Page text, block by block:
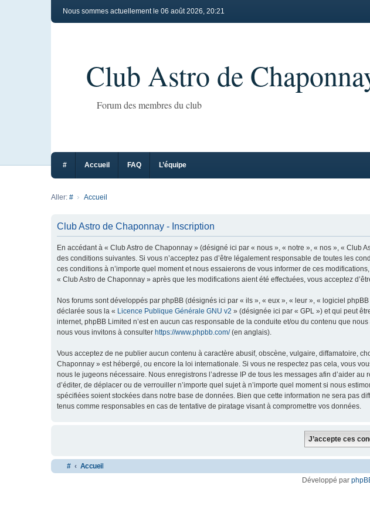
Nous sommes actuellement le 06 août 2026, 20:21
Club Astro de
Forum des membres du club
# Accueil FAQ L’équipe
Aller: # Accueil
Club Astro de Chaponnay - Inscription
En accédant à « Club Astro de Chaponnay » (désigné ici par « nous », « notre », « nos », « Club
des conditions suivantes. Si vous n’acceptez pas d’être légalement responsable de toutes les
ces conditions à n’importe quel moment et nous essaierons de vous informer de ces
« Club Astro de Chaponnay » après que les modifications aient été effectuées, vous acceptez
Nos forums sont développés par phpBB (désignés ici par « ils », « eux », « leur », « logiciel
déclarée sous la « Licence Publique Générale GNU v2 » (désignée ici par « GPL ») et qui peut
internet, phpBB Limited n’est en aucun cas responsable de la conduite et/ou du contenu que
nous vous invitons à consulter https://www.phpbb.com/(en anglais).
Vous acceptez de ne publier aucun contenu à caractère abusif, obscène, vulgaire, diffamatoire,
Chaponnay » est hébergé, ou encore la loi internationale. Si vous ne respectez pas cela, vous
nous le jugeons nécessaire. Nous enregistrons l’adresse IP de tous les messages afin d’aider
d’éditer, de déplacer ou de verrouiller n’importe quel sujet à n’importe quel moment si nous
spécifiées soient stockées dans notre base de données. Bien que cette information ne sera pas
tenus comme responsables en cas de tentative de piratage visant à compromettre vos données.
# Accueil
Développé par